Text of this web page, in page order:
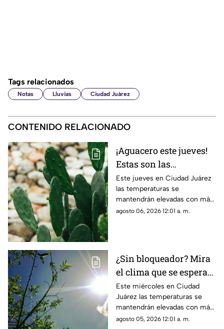
Tags relacionados
Notas Lluvias Ciudad Juárez
CONTENIDO RELACIONADO
¡Aguacero este jueves!
Estas son las
probabilidades de
lluvia para el clima de
hoy en Ciudad Juárez
Este jueves en Ciudad Juárez
las temperaturas se
mantendrán elevadas con más
de 40 grados y probabilidad de
agosto 06, 2026 12:01 a. m.
¿Sin bloqueador? Mira
el clima que se espera
para hoy, 5 de agosto,
en Ciudad Juárez
Este miércoles en Ciudad
Juárez las temperaturas se
mantendrán elevadas con más
de 40 grados
agosto 05, 2026 12:01 a. m.